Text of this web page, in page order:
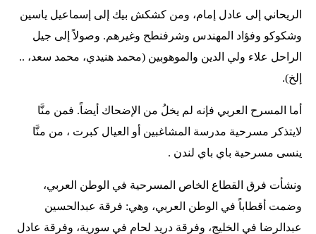
الريحاني إلى عادل إمام، ومن كشكش بيك إلى إسماعيل ياسين
وشكوكو وفؤاد المهندس وشرفنطح وغيرهم. وصولاً إلى جيل
الراحل علاء ولي الدين والموهوبين (محمد هنيدي، محمد سعد، ..
إلخ).
أما المسرح العربي فإنه لم يخلُ من الإضحاك أيضاً. فمن منَّا
لايتذكر مسرحية مدرسة المشاغبين أو العيال كبرت ، من منَّا
ينسى مسرحية باي باي لندن .
ونشأت فرق القطاع الخاص المسرحية في الوطن العربي،
وضمت أقطاباً في الوطن العربي، وهي: فرقة عبدالحسين
عبدالرضا في الخليج، وفرقة دريد لحام في سورية، وفرقة عادل